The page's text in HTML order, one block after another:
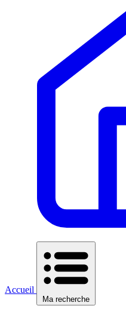
Accueil
Ma recherche